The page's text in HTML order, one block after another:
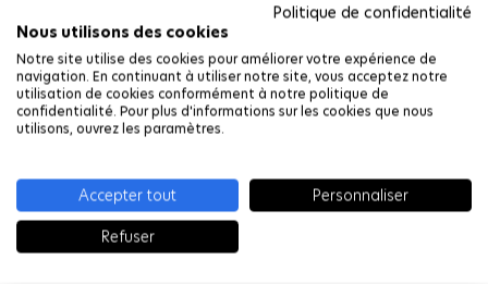
Politique de confidentialité
Nous utilisons des cookies
Notre site utilise des cookies pour améliorer votre expérience de
navigation. En continuant à utiliser notre site, vous acceptez notre
utilisation de cookies conformément à notre politique de
confidentialité. Pour plus d'informations sur les cookies que nous
utilisons, ouvrez les paramètres.
Accepter tout
Personnaliser
Refuser
permettent un dépôt d'énergie efficace dans la
molécule, évitant le gaspillage d'énergie en
chauffage et compression.
AVANTAGES CONCURRENTIELS